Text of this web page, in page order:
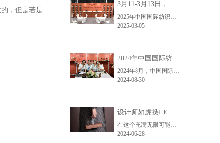
，但是若是
3月11-3月13日，华恩诚邀您共赴上海面辅料春夏展——华恩
2025年中国国际纺织面料及辅料（春夏）博览会即将盛大开启！感谢您对华恩品牌的关注！3.11-3.13，杭州华恩（LEMONLEE）诚邀您共赴这场春日的宴会！
2025-03-05
2024年中国国际纺织面料及辅料（秋冬）博览会完美收官！——华恩
2024年8月，中国国际纺织面料及辅料（秋冬）博览会完美收官！作为一家拥有30年历史的专业衣架制造商，我们非常荣幸能够参与这一盛会，并在此期间与众多客户进行了广泛而深入的交流。
2024-08-30
设计师如虎携LEMONLEE红雪松礼盒荣获第六届未来·已来香港新锐当代设计奖铜奖
在这个充满无限可能的2024年夏季，LEMONLEE品牌设计师如虎以其非凡的创意与对自然的深刻理解，精心打造的红雪松木球礼盒，在“2024未来·已来——第六届香港新锐当代设计奖”中摘得铜奖。这不仅是对设计师如虎原创设计能力的嘉奖，更是对LEMONLEE品牌的高度认可。
2024-06-28